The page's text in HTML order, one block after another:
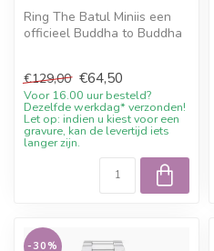
Ring The Batul Miniis een
officieel Buddha to Buddha
€129,00 €64,50
Voor 16.00 uur besteld?
Dezelfde werkdag* verzonden!
Let op: indien u kiest voor een
gravure, kan de levertijd iets
langer zijn.
-30%